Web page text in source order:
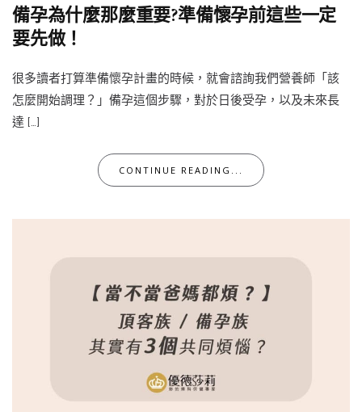
備孕為什麼那麼重要?準備懷孕前這些一定
要先做！
很多讀者打算準備懷孕計畫的時候，就會諮詢我們營養師「該
怎麼開始調理？」備孕這個步驟，對於日後受孕，以及未來長
達 […]
CONTINUE READING...